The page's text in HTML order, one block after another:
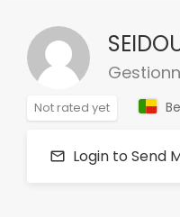
Not rated yet
Login to Send